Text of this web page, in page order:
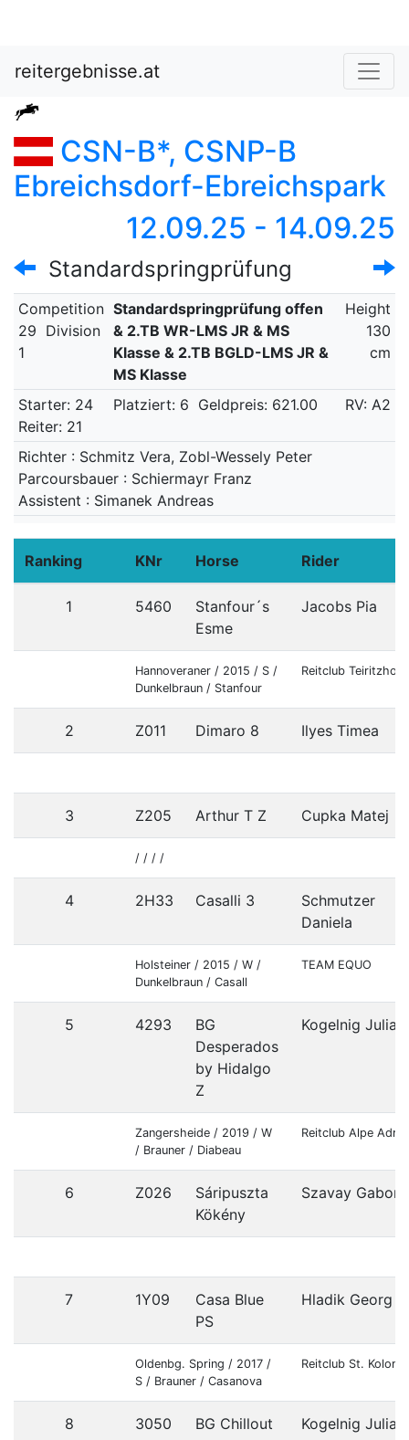
reitergebnisse.at
CSN-B*, CSNP-B
Ebreichsdorf-Ebreichspark
12.09.25 - 14.09.25
Standardspringprüfung
Competition
29 Division
1
Standardspringprüfung offen
& 2.TB WR-LMS JR & MS
Klasse & 2.TB BGLD-LMS JR &
MS Klasse
Height
130
cm
Starter: 24
Reiter: 21
Platziert: 6 Geldpreis: 621.00 RV: A2
Richter : Schmitz Vera, Zobl-Wessely Peter
Parcoursbauer : Schiermayr Franz
Assistent : Simanek Andreas
Ranking KNr Horse Rider
1 5460
Stanfour´s
Esme
Jacobs Pia
Hannoveraner / 2015 / S /
Dunkelbraun / Stanfour
Reitclub Teiritzhof
2 Z011 Dimaro 8 Ilyes Timea
3 Z205 Arthur T Z Cupka Matej
/ / / /
4 2H33 Casalli 3
Schmutzer
Daniela
Holsteiner / 2015 / W /
Dunkelbraun / Casall
TEAM EQUO
5 4293
BG
Desperados
by Hidalgo
Z
Kogelnig Julia
Zangersheide / 2019 / W
/ Brauner / Diabeau
Reitclub Alpe Adria
6 Z026
Sáripuszta
Kökény
Szavay Gabor
7 1Y09
Casa Blue
PS
Hladik Georg
Oldenbg. Spring / 2017 /
S / Brauner / Casanova
Reitclub St.
8 3050 BG Chillout Kogelnig Julia